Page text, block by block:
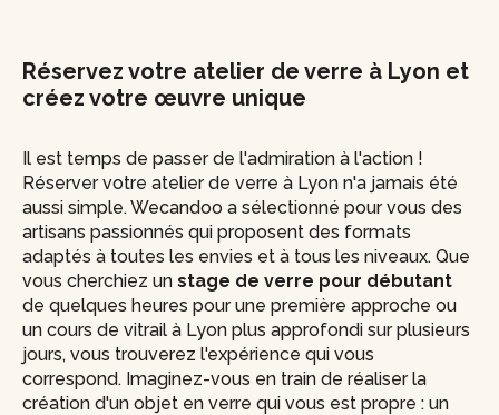
Réservez votre atelier de verre à Lyon et
créez votre œuvre unique
Il est temps de passer de l'admiration à l'action !
Réserver votre atelier de verre à Lyon n'a jamais été
aussi simple. Wecandoo a sélectionné pour vous des
artisans passionnés qui proposent des formats
adaptés à toutes les envies et à tous les niveaux. Que
vous cherchiez un stage de verre pour débutant
de quelques heures pour une première approche ou
un cours de vitrail à Lyon plus approfondi sur plusieurs
jours, vous trouverez l'expérience qui vous
correspond. Imaginez-vous en train de réaliser la
création d'un objet en verre qui vous est propre : un